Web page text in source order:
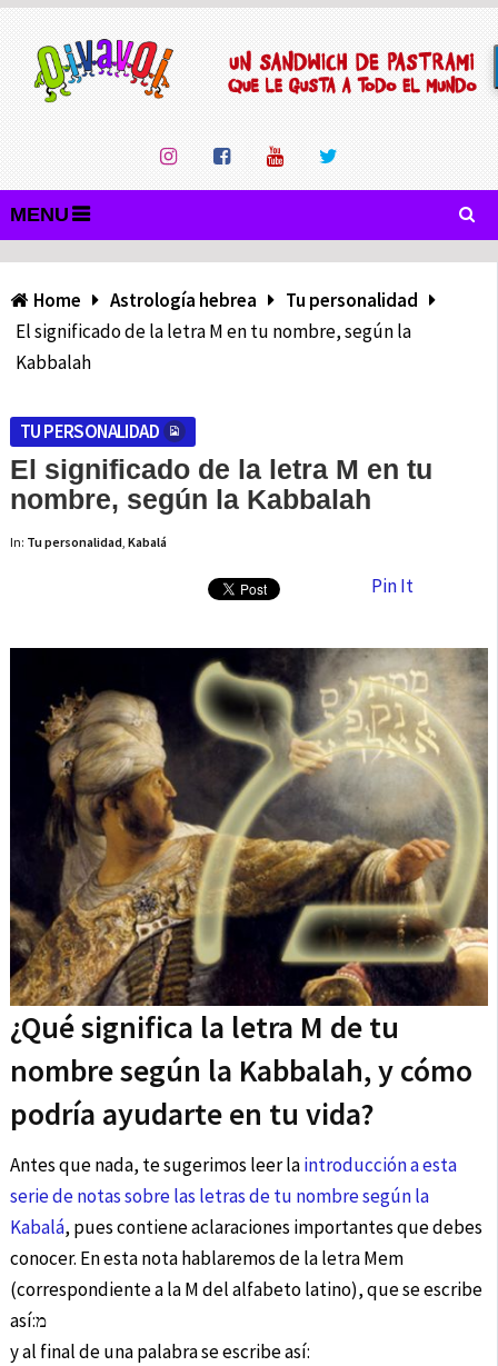
MENU
Home Astrología hebrea
Tu personalidad
El significado de la letra M en tu nombre, según la
Kabbalah
TU PERSONALIDAD
El significado de la letra M en tu
nombre, según la Kabbalah
In: Tu personalidad, Kabalá
Pin It
¿Qué significa la letra M de tu
nombre según la Kabbalah, y cómo
podría ayudarte en tu vida?
Antes que nada, te sugerimos leer laintroducción a esta
serie de notas sobre las letras de tu nombre según la
Kabalá, pues contiene aclaraciones importantes que debes
conocer. En esta nota hablaremos de la letra Mem
(correspondiente a la M del alfabeto latino), que se escribe
así:מ
y al final de una palabra se escribe así: